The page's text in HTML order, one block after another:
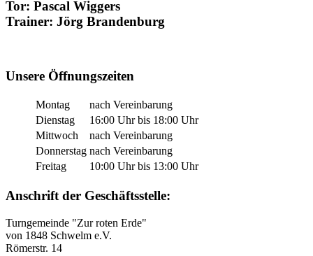
Tor: Pascal Wiggers
Trainer: Jörg Brandenburg
Unsere Öffnungszeiten
Montag
nach Vereinbarung
Dienstag
16:00 Uhr bis 18:00 Uhr
Mittwoch
nach Vereinbarung
Donnerstag nach Vereinbarung
Freitag
10:00 Uhr bis 13:00 Uhr
Anschrift der Geschäftsstelle:
Turngemeinde "Zur roten Erde"
von 1848 Schwelm e.V.
Römerstr. 14